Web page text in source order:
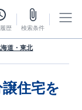
歴 検索条件
道・東北
住宅を